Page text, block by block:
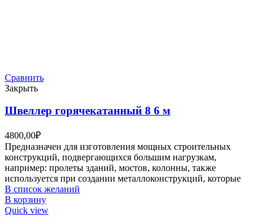
Сравнить
Закрыть
Швеллер горячекатанный 8 6 м
4800,00₽
Предназначен для изготовления мощных строительных
конструкций, подвергающихся большим нагрузкам,
например: пролеты зданий, мостов, колонны, также
используется при создании металлоконструкций, которые
В список желаний
В корзину
Quick view